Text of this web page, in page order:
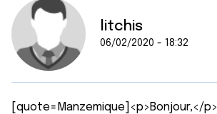
litchis
06/02/2020 - 18:32
[quote=Manzemique]<p>Bonjour,</p>